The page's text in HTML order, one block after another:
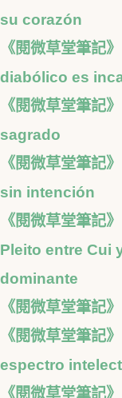
su corazón
《閱微草堂筆記
diabólico es
《閱微草堂筆記
sagrado
《閱微草堂筆記
sin intención
《閱微草堂筆記
Pleito entre Cui
dominante
《閱微草堂筆記
《閱微草堂筆記
espectro
《閱微草堂筆記